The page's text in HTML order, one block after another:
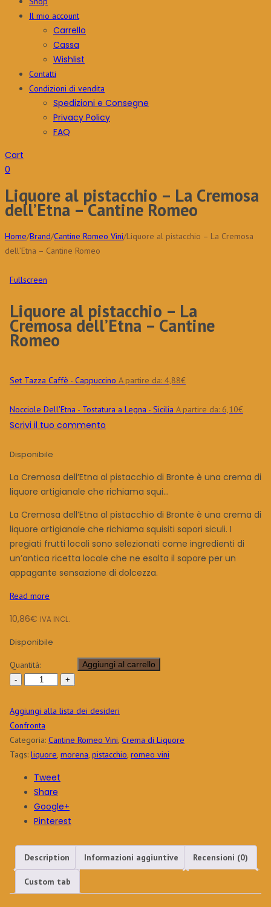
Il mio account
Carrello
Cassa
Wishlist
Contatti
Condizioni di vendita
Spedizioni e Consegne
Privacy Policy
FAQ
Cart
0
Liquore al pistacchio – La Cremosa
dell’Etna – Cantine Romeo
Home/Brand/Cantine Romeo Vini/Liquore al pistacchio – La Cremosa
dell’Etna – Cantine Romeo
Fullscreen
Liquore al pistacchio – La
Cremosa dell’Etna – Cantine
Romeo
Set Tazza Caffè - Cappuccino A partire da: 4,88€
Nocciole Dell'Etna - Tostatura a Legna - Sicilia A partire da: 6,10€
Scrivi il tuo commento
Disponibile
La Cremosa dell’Etna al pistacchio di Bronte è una crema di
liquore artigianale che richiama squi...
La Cremosa dell’Etna al pistacchio di Bronte è una crema di
liquore artigianale che richiama squisiti sapori siculi. I
pregiati frutti locali sono selezionati come ingredienti di
un’antica ricetta locale che ne esalta il sapore per un
appagante sensazione di dolcezza.
Read more
10,86€ IVA INCL.
Disponibile
Quantità: Aggiungi al carrello
Aggiungi alla lista dei desideri
Confronta
Categoria: Cantine Romeo Vini, Crema di Liquore
Tags: liquore, morena, pistacchio, romeo vini
Tweet
Share
Google+
Pinterest
Description Informazioni aggiuntive Recensioni (0)
Custom tab